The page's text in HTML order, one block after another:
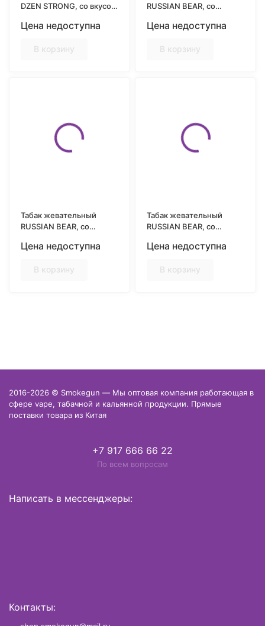
DZEN STRONG, со вкусом
Цена недоступна
В корзину
RUSSIAN BEAR, со
Цена недоступна
В корзину
Табак жевательный
RUSSIAN BEAR, со
Цена недоступна
В корзину
Табак жевательный
RUSSIAN BEAR, со
Цена недоступна
В корзину
2016-2026 © Smokegun — Мы оптовая компания работающая в
сфере vape, табачной и кальянной продукции. Прямые
поставки товара из Китая
+7 917 666 66 22
По всем вопросам
Написать в мессенджеры:
Контакты: